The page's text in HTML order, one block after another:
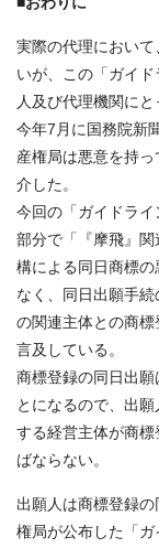
実際の代理におい
いが、この「ガイ
人及び代理機関にと
今年7月に国務院新
産権局は悪意を持
介した。
今回の「ガイドラ
部分で「『摩飛』
構による同日商標
なく、同日出願手
の関連主体との商
言及している。
商標登録の同日出
とになるので、出
する経営主体が商
ばならない。
出願人は商標登録
権局が公布した「